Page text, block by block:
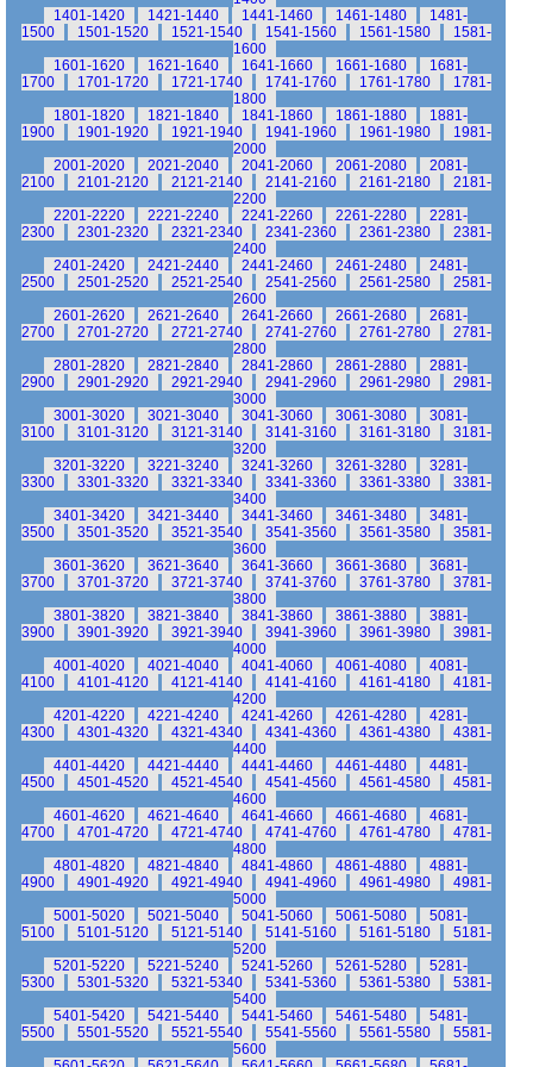
1401-1420
1421-1440 1441-1460 1461-1480
1481-
1500
1501-1520 1521-1540 1541-1560 1561-1580
1581-
1600
1601-1620
1621-1640 1641-1660 1661-1680
1681-
1700
1701-1720 1721-1740 1741-1760 1761-1780
1781-
1800
1801-1820
1821-1840 1841-1860 1861-1880
1881-
1900
1901-1920 1921-1940 1941-1960 1961-1980
1981-
2000
2001-2020
2021-2040 2041-2060 2061-2080
2081-
2100
2101-2120 2121-2140 2141-2160 2161-2180
2181-
2200
2201-2220
2221-2240 2241-2260 2261-2280
2281-
2300
2301-2320 2321-2340 2341-2360 2361-2380
2381-
2400
2401-2420
2421-2440 2441-2460 2461-2480
2481-
2500
2501-2520 2521-2540 2541-2560 2561-2580
2581-
2600
2601-2620
2621-2640 2641-2660 2661-2680
2681-
2700
2701-2720 2721-2740 2741-2760 2761-2780
2781-
2800
2801-2820
2821-2840 2841-2860 2861-2880
2881-
2900
2901-2920 2921-2940 2941-2960 2961-2980
2981-
3000
3001-3020
3021-3040 3041-3060 3061-3080
3081-
3100
3101-3120 3121-3140 3141-3160 3161-3180
3181-
3200
3201-3220
3221-3240 3241-3260 3261-3280
3281-
3300
3301-3320 3321-3340 3341-3360 3361-3380
3381-
3400
3401-3420
3421-3440 3441-3460 3461-3480
3481-
3500
3501-3520 3521-3540 3541-3560 3561-3580
3581-
3600
3601-3620
3621-3640 3641-3660 3661-3680
3681-
3700
3701-3720 3721-3740 3741-3760 3761-3780
3781-
3800
3801-3820
3821-3840 3841-3860 3861-3880
3881-
3900
3901-3920 3921-3940 3941-3960 3961-3980
3981-
4000
4001-4020
4021-4040 4041-4060 4061-4080
4081-
4100
4101-4120 4121-4140 4141-4160 4161-4180
4181-
4200
4201-4220
4221-4240 4241-4260 4261-4280
4281-
4300
4301-4320 4321-4340 4341-4360 4361-4380
4381-
4400
4401-4420
4421-4440 4441-4460 4461-4480
4481-
4500
4501-4520 4521-4540 4541-4560 4561-4580
4581-
4600
4601-4620
4621-4640 4641-4660 4661-4680
4681-
4700
4701-4720 4721-4740 4741-4760 4761-4780
4781-
4800
4801-4820
4821-4840 4841-4860 4861-4880
4881-
4900
4901-4920 4921-4940 4941-4960 4961-4980
4981-
5000
5001-5020
5021-5040 5041-5060 5061-5080
5081-
5100
5101-5120 5121-5140 5141-5160 5161-5180
5181-
5200
5201-5220
5221-5240 5241-5260 5261-5280
5281-
5300
5301-5320 5321-5340 5341-5360 5361-5380
5381-
5400
5401-5420
5421-5440 5441-5460 5461-5480
5481-
5500
5501-5520 5521-5540 5541-5560 5561-5580
5581-
5600